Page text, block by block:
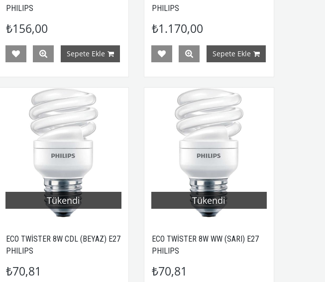
PHILIPS
₺156,00
Sepete Ekle
PHILIPS
₺1.170,00
Sepete Ekle
Tükendi
ECO TWİSTER 8W CDL (BEYAZ) E27
PHILIPS
₺70,81
Tükendi
ECO TWİSTER 8W WW (SARI) E27
PHILIPS
₺70,81